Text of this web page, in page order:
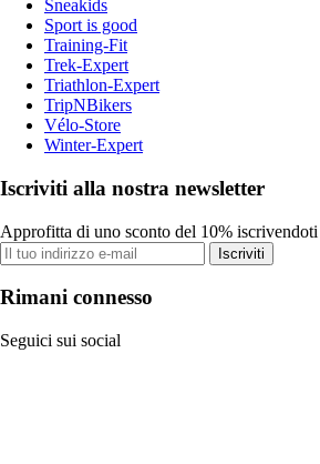
Sneakids
Sport is good
Training-Fit
Trek-Expert
Triathlon-Expert
TripNBikers
Vélo-Store
Winter-Expert
Iscriviti alla nostra newsletter
Approfitta di uno sconto del 10%
Iscriviti
Rimani connesso
Seguici sui social